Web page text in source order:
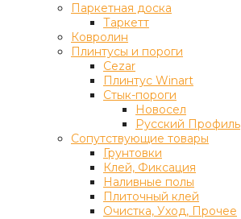
Паркетная доска
Таркетт
Ковролин
Плинтусы и пороги
Cezar
Плинтус Winart
Стык-пороги
Новосел
Русский Профиль
Сопутствующие товары
Грунтовки
Клей, Фиксация
Наливные полы
Плиточный клей
Очистка, Уход, Прочее